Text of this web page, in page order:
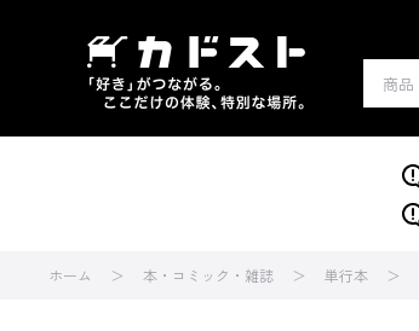
ホーム 本・コミック・雑誌 単行本